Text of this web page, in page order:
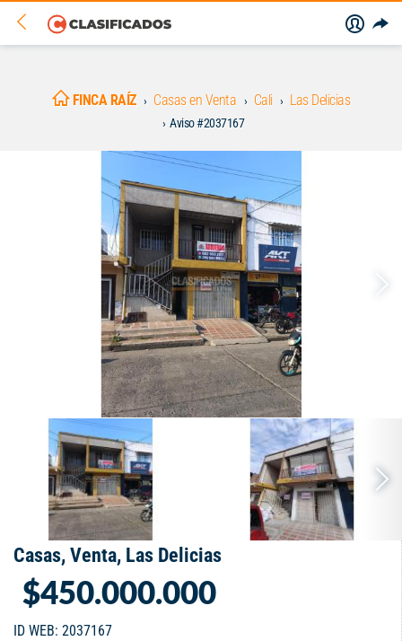
FINCA RAÍZ Casas en Venta Cali Las Delicias
Aviso #2037167
Casas, Venta, Las Delicias
$450.000.000
ID WEB: 2037167